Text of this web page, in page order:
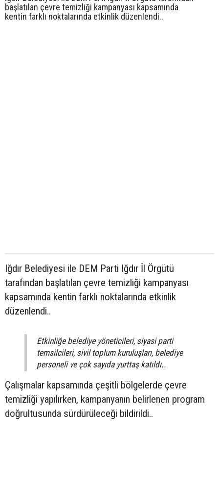
başlatılan çevre temizliği kampanyası kapsamında
kentin farklı noktalarında etkinlik düzenlendi..
Iğdır Belediyesi ile DEM Parti Iğdır İl Örgütü
tarafından başlatılan çevre temizliği kampanyası
kapsamında kentin farklı noktalarında etkinlik
düzenlendi..
Etkinliğe belediye yöneticileri, siyasi parti
temsilcileri, sivil toplum kuruluşları, belediye
personeli ve çok sayıda yurttaş katıldı..
Çalışmalar kapsamında çeşitli bölgelerde çevre
temizliği yapılırken, kampanyanın belirlenen program
doğrultusunda sürdürüleceği bildirildi..